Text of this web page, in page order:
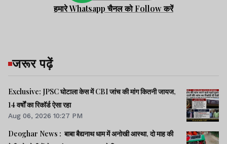
हमारे Whatsapp चैनल को Follow करें
जरूर पढ़ें
Exclusive: JPSC घोटाला केस में CBI जांच की मांग कितनी जायज,
14 वर्षों का रिकॉर्ड ऐसा रहा
Aug 06, 2026 10:27 PM
Deoghar News : बाबा बैद्यनाथ धाम में अनोखी आस्था, दो माह की